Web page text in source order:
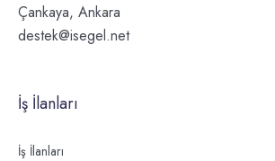
Çankaya, Ankara
destek@isegel.net
İş İlanları
İş İlanları